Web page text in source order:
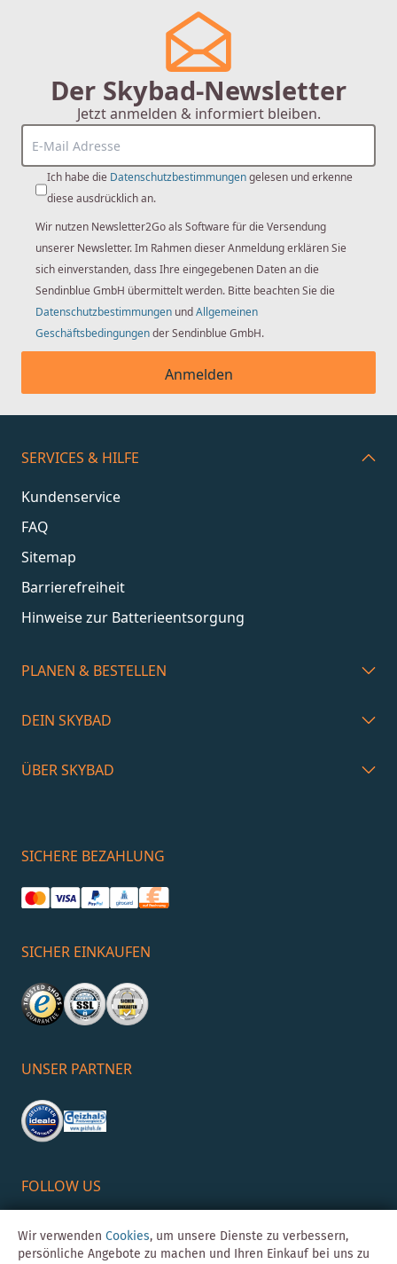
Der Skybad-Newsletter
Jetzt anmelden & informiert bleiben.
Ich habe die Datenschutzbestimmungengelesen und erkenne
diese ausdrücklich an.
Wir nutzen Newsletter2Go als Software für die Versendung
unserer Newsletter. Im Rahmen dieser Anmeldung erklären Sie
sich einverstanden, dass Ihre eingegebenen Daten an die
Sendinblue GmbH übermittelt werden. Bitte beachten Sie die
Datenschutzbestimmungen undAllgemeinen
Geschäftsbedingungender Sendinblue GmbH.
Anmelden
SERVICES & HILFE
Kundenservice
FAQ
Sitemap
Barrierefreiheit
Hinweise zur Batterieentsorgung
PLANEN & BESTELLEN
DEIN SKYBAD
ÜBER SKYBAD
SICHERE BEZAHLUNG
SICHER EINKAUFEN
UNSER PARTNER
FOLLOW US
Wir verwenden Cookies, um unsere Dienste zu verbessern,
persönliche Angebote zu machen und Ihren Einkauf bei uns zu